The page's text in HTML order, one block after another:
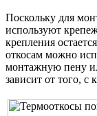
Поскольку для
используют
крепления
откосам можно
монтажную пену
зависит от того,